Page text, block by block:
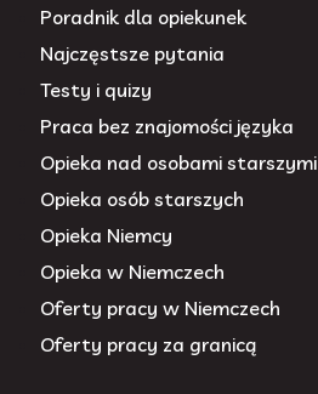
Poradnik dla opiekunek
Najczęstsze pytania
Testy i quizy
Praca bez znajomości języka
Opieka nad osobami starszymi
Opieka osób starszych
Opieka Niemcy
Opieka w Niemczech
Oferty pracy w Niemczech
Oferty pracy za granicą